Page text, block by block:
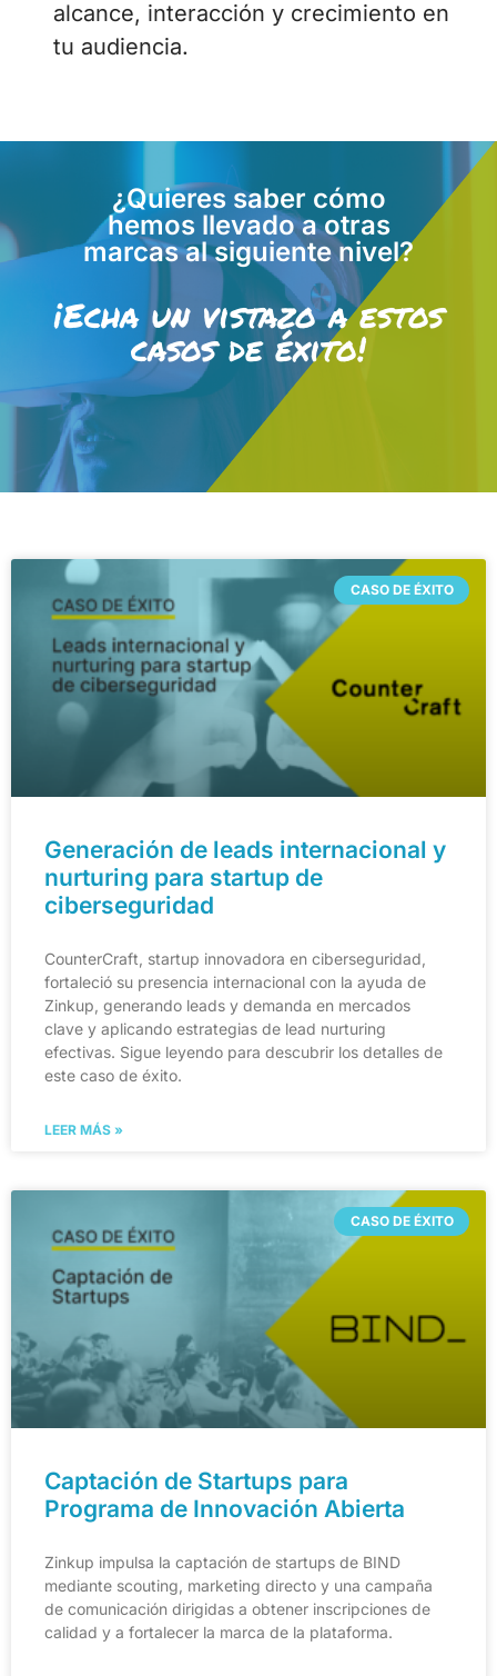
alcance, interacción y crecimiento en
tu audiencia.
¿Quieres saber cómo
hemos llevado a otras
marcas al siguiente nivel?
¡Echa un vistazo a estos
casos de éxito!
CASO DE ÉXITO
Generación de leads internacional y
nurturing para startup de
ciberseguridad
CounterCraft, startup innovadora en ciberseguridad,
fortaleció su presencia internacional con la ayuda de
Zinkup, generando leads y demanda en mercados
clave y aplicando estrategias de lead nurturing
efectivas. Sigue leyendo para descubrir los detalles de
este caso de éxito.
LEER MÁS »
CASO DE ÉXITO
Captación de Startups para
Programa de Innovación Abierta
Zinkup impulsa la captación de startups de BIND
mediante scouting, marketing directo y una campaña
de comunicación dirigidas a obtener inscripciones de
calidad y a fortalecer la marca de la plataforma.